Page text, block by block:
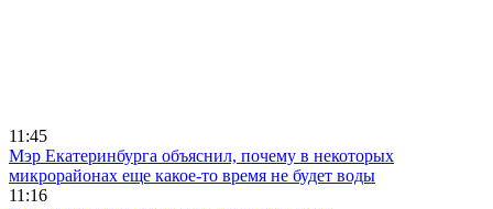
11:45
Мэр Екатеринбурга объяснил, почему в некоторых
микрорайонах еще какое-то время не будет воды
11:16